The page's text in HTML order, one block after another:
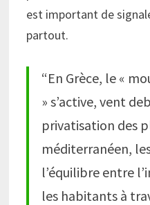
est important de
partout.
“En Grèce, le «
» s’active, vent
privatisation des
méditerranéen,
l’équilibre entre
les habitants à